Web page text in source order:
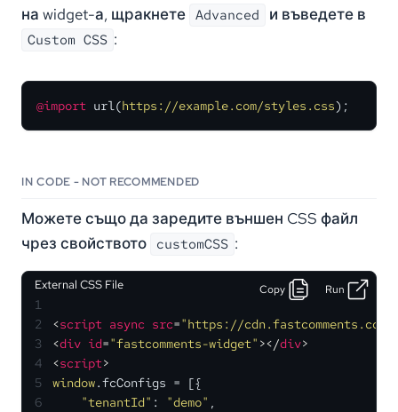
на widget-а, щракнете Advanced и въведете в
Custom CSS :
@import url(https://example.com/styles.css);
IN CODE - NOT RECOMMENDED
Можете също да заредите външен CSS файл
чрез свойството customCSS :
External CSS File Copy Run
1
2
<script async src="https://
3
<div id="fastcomments-widget" ></div>
4
<script>
5
window.fcConfigs = [{
6
"tenantId" : "demo" ,